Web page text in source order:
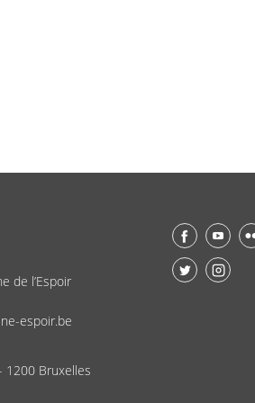
de l’Espoir
espoir.be
1200 Bruxelles